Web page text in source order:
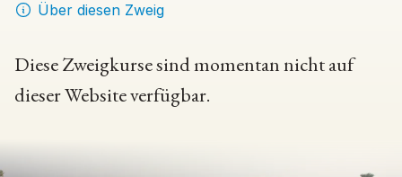
Über diesen Zweig
Diese Zweigkurse sind momentan nicht auf
dieser Website verfügbar.